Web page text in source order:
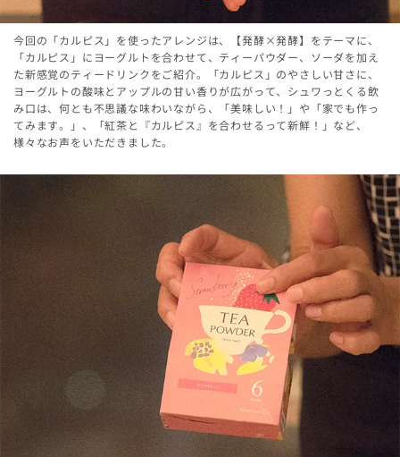
今回の「カルピス」を使ったアレンジは、【発酵×発酵】をテーマに、
「カルピス」にヨーグルトを合わせて、ティーパウダー、ソーダを加え
た新感覚のティードリンクをご紹介。「カルピス」のやさしい甘さに、
ヨーグルトの酸味とアップルの甘い香りが広がって、シュワっとくる飲
み口は、何とも不思議な味わいながら、「美味しい！」や「家でも作っ
てみます。」、「紅茶と『カルピス』を合わせるって新鮮！」など、
様々なお声をいただきました。